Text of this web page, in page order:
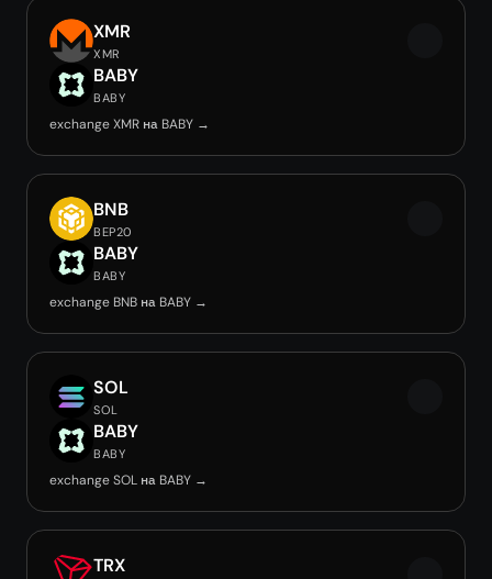
XMR
XMR
BABY
BABY
exchange XMR на BABY →
BNB
BEP20
BABY
BABY
exchange BNB на BABY →
SOL
SOL
BABY
BABY
exchange SOL на BABY →
TRX